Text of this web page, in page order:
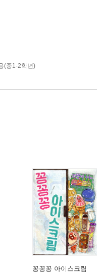
(중1-2학년)
꽁꽁꽁 아이스크림